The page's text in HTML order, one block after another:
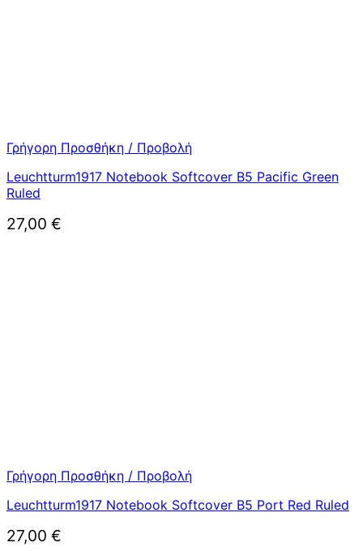
Γρήγορη Προσθήκη / Προβολή
Leuchtturm1917 Notebook Softcover B5 Pacific Green
Ruled
27,00 €
Γρήγορη Προσθήκη / Προβολή
Leuchtturm1917 Notebook Softcover B5 Port Red Ruled
27,00 €